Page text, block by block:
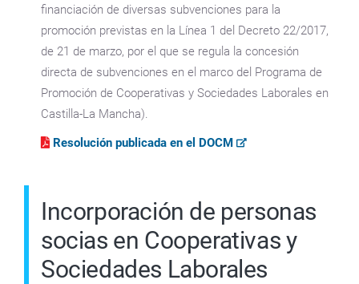
financiación de diversas subvenciones para la
promoción previstas en la Línea 1 del Decreto 22/2017,
de 21 de marzo, por el que se regula la concesión
directa de subvenciones en el marco del Programa de
Promoción de Cooperativas y Sociedades Laborales en
Castilla-La Mancha).
Resolución publicada en el DOCM
Incorporación de personas
socias en Cooperativas y
Sociedades Laborales